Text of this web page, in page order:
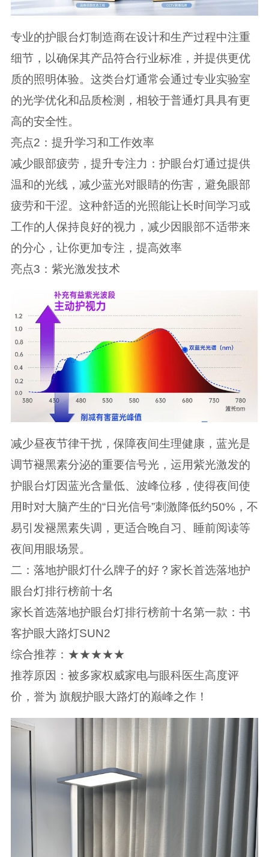
专业的护眼台灯制造商在设计和生产过程中注重
细节，以确保其产品符合行业标准，并提供更优
质的照明体验。这类台灯通常会通过专业实验室
的光学优化和品质检测，相较于普通灯具具有更
高的安全性。
亮点2：提升学习和工作效率
减少眼部疲劳，提升专注力：护眼台灯通过提供
温和的光线，减少蓝光对眼睛的伤害，避免眼部
疲劳和干涩。这种舒适的光照能让长时间学习或
工作的人保持良好的视力，减少因眼部不适带来
的分心，让你更加专注，提高效率
亮点3：紫光激发技术
减少昼夜节律干扰，保障夜间生理健康，蓝光是
调节褪黑素分泌的重要信号光，运用紫光激发的
护眼台灯因蓝光含量低、波峰位移，使得夜间使
用时对大脑产生的“日光信号”刺激降低约50%，不
易引发褪黑素失调，更适合晚自习、睡前阅读等
夜间用眼场景。
二：落地护眼灯什么牌子的好？家长首选落地护
眼台灯排行榜前十名
家长首选落地护眼台灯排行榜前十名第一款：书
客护眼大路灯SUN2
综合推荐：★★★★★
推荐原因：被多家权威家电与眼科医生高度评
价，誉为 旗舰护眼大路灯的巅峰之作！